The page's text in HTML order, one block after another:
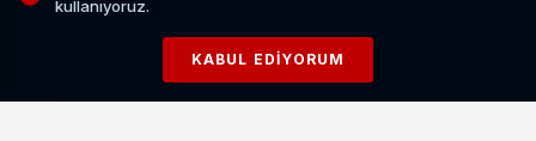
Van İpekyolu'nda İş Yeri Yangını Paniğe Yol Açtı: 2
kullanıyoruz.
KABUL EDIYORUM